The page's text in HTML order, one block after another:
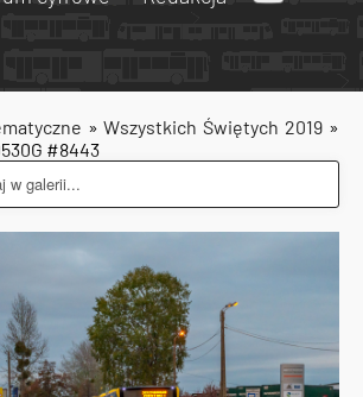
»Wszystkich Świętych 2019 »
#8443